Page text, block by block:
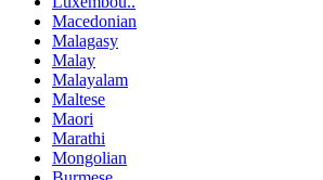
Macedonian
Malagasy
Malay
Malayalam
Maltese
Maori
Marathi
Mongolian